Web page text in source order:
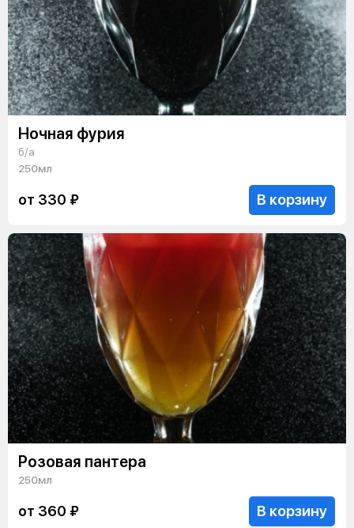
Ночная фурия
б/а
250мл
от 330 ₽ В корзину
Розовая пантера
250мл
от 360 ₽ В корзину